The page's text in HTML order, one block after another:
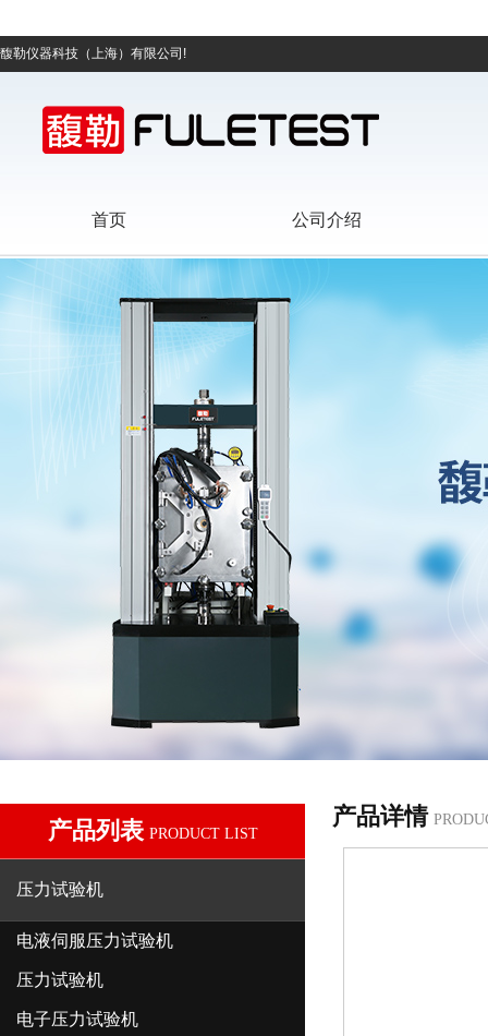
馥勒仪器科技（上海）有限公司!
首页 公司介绍
产品列表 PRODUCT LIST
压力试验机
电液伺服压力试验机
压力试验机
电子压力试验机
产品详情